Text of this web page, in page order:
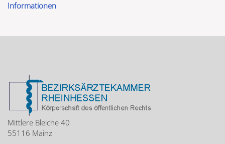
Informationen
Mittlere Bleiche 40
55116 Mainz